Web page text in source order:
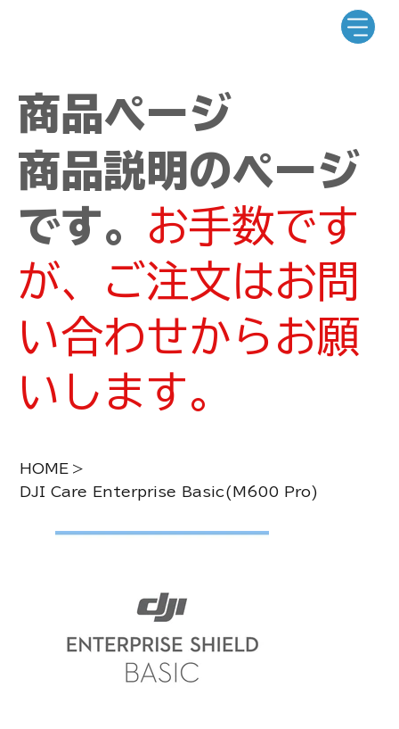
商品ページ
商品説明のページ
です。 お手数です
が、ご注文はお問
い合わせからお願
いします。
HOME >
DJI Care Enterprise Basic(M600 Pro)